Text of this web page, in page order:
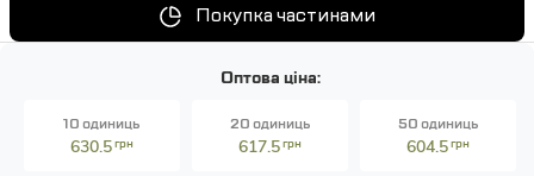
Покупка частинами
Оптова ціна:
10 одиниць
630.5грн
20 одиниць
617.5грн
50 одиниць
604.5грн